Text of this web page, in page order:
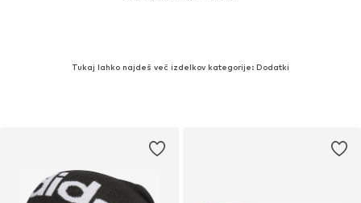
Tukaj lahko najdeš več izdelkov kategorije: Dodatki